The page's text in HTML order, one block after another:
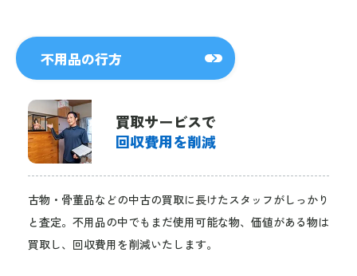
不用品の行方
買取サービスで
回収費用を削減
古物・骨董品などの中古の買取に長けたスタッフがしっかり
と査定。不用品の中でもまだ使用可能な物、価値がある物は
買取し、回収費用を削減いたします。